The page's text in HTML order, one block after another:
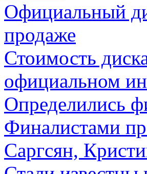
Официальный
продаже
Стоимость
официальном
Определились
Финалистами
Саргсян,